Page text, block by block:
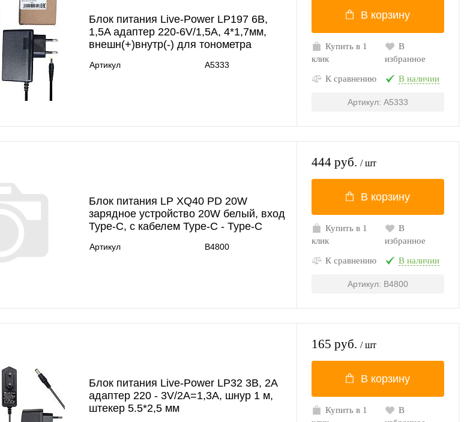
Блок питания Live-Power LP197 6В,
1,5A адаптер 220-6V/1,5A, 4*1,7мм,
внешн(+)внутр(-) для тонометра
Артикул A5333
В корзину
Купить в 1
клик
В
избранное
К сравнению В наличии
Артикул: A5333
Блок питания LP XQ40 PD 20W
зарядное устройство 20W белый, вход
Type-C, с кабелем Type-C - Type-C
Артикул B4800
444 руб. / шт
В корзину
Купить в 1
клик
В
избранное
К сравнению В наличии
Артикул: B4800
Блок питания Live-Power LP32 3В, 2A
адаптер 220 - 3V/2A=1,3A, шнур 1 м,
штекер 5.5*2,5 мм
165 руб. / шт
В корзину
Купить в 1
В